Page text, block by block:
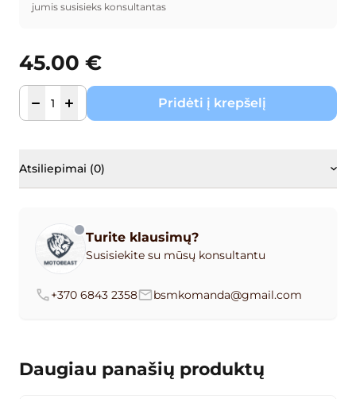
jumis susisieks konsultantas
45.00 €
Pridėti į krepšelį
Atsiliepimai (0)
Turite klausimų?
Susisiekite su mūsų konsultantu
+370 6843 2358 bsmkomanda@gmail.com
Daugiau panašių produktų